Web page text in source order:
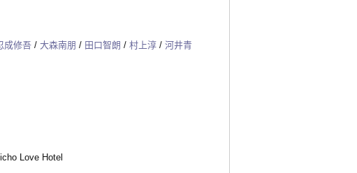
成修吾 / 大森南朋 / 田口智朗 / 村上淳 / 河井青
Love Hotel